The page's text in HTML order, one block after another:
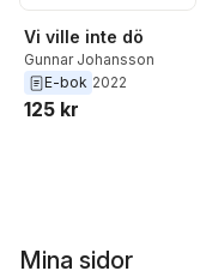
Vi ville inte dö
Gunnar Johansson
E-bok 2022
125 kr
Mina sidor